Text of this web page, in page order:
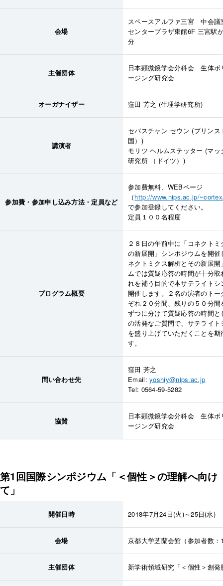
会場
スペースアルファ三宮 中
センタープラザ東館6F 三宮駅
分
主催団体
日本顕微鏡学会分科会 生体ボ
ージング研究会
オーガナイザー 窪田 芳之 (生理学研究所)
講演者
セバスチャン セウン (プリンス
国）)
モリツ ヘルムステッター (マッ
研究所 （ドイツ）)
参加費・参加申し込み方法・定員など
参加費無料、WEBページ
（http://www.nips.ac.jp/
で参加登録してください。
定員１００名程度
プログラム概要
２８日の午前中に「コネクト
の新展開」シンポジウムを開催
ネクトミクス解析とその新展
ムでは質疑応答の時間が十分取
れを補う目的で本サテライトシ
開催します。２名の演者のトー
ぞれ２０分間、残りの５０分
ずつに分けて質疑応答の時間と
の活発なご質問で、サテライ
を盛り上げていただくことを期
す。
問い合わせ先
窪田 芳之
Email:yoshiy@nips.ac.jp
Tel: 0564-59-5282
協賛
日本顕微鏡学会分科会 生体ボ
ージング研究会
第1回国際シンポジウム「＜個性＞の理解へ向け
て」
開催日時 2018年7月24日(火)～25日(水)
会場 京都大学芝蘭会館（参加者数：
主催団体 新学術領域研究「＜個性＞創